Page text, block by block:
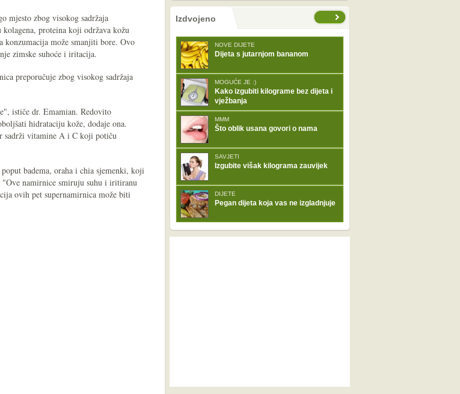
mjesto zbog visokog sadržaja
proteina koji održava kožu
može smanjiti bore. Ovo
zimske suhoće i iritacija.
preporučuje zbog visokog sadržaja
ističe dr. Emamian. Redovito
hidrataciju kože, dodaje ona.
sadrži vitamine A i C koji potiču
poput badema, oraha i chia sjemenki, koji
namirnice smiruju suhu i iritiranu
ovih pet supernamirnica može biti
nema prethodne stranice
sljedećeIzdvojeno
NOVE DIJETE
Dijeta s jutarnjom bananom
MOGUĆE JE :)
Kako izgubiti kilograme bez dijeta i
vježbanja
MMM
Što oblik usana govori o nama
SAVJETI
Izgubite višak kilograma zauvijek
DIJETE
Pegan dijeta koja vas ne izgladnjuje